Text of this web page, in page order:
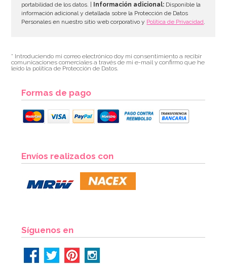
portabilidad de los datos. | Información adicional: Disponible la
información adicional y detallada sobre la Protección de Datos
Personales en nuestro sitio web corporativo y Política de Privacidad.
* Introduciendo mi correo electrónico doy mi consentimiento a recibir
comunicaciones comerciales a través de mi e-mail y confirmo que he
leído la política de Protección de Datos.
Formas de pago
Envíos realizados con
Síguenos en